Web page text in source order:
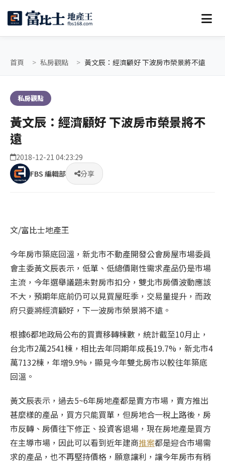
首頁 私房觀點 黃文辰：經濟顧好 下波房市榮景將不遠
私房觀點
黃文辰：經濟顧好 下波房市榮景將不
遠
2018-12-21 04:23:29
FBS 編輯部
分享
文/富比士地產王
今年房市築底回溫，新北市不動產開發公會房屋市場委員
會主委黃文辰表示，低單、低總價剛性需求產品仍是市場
主流，今年選舉議題未對房市扣分，雙北市房價波動應該
不大，預期年底前仍可以見買屋旺季，交易量提升，而政
府只要將經濟顧好，下一波房市榮景將不遠。
根據6都地政局公布的買賣移轉棟數，統計截至10月止，
台北市2萬2541棟，相比去年同期年成長19.7%，新北市4
萬7132棟，年增9.9%，顯見今年雙北房市以較往年築底
回溫。
黃文辰表示，過去5~6年房地產都是賣方市場，賣方推出
甚麼樣的產品，買方只能買單，但房地合一稅上路後，房
市反轉、房價往下修正、投資客退場，現在房地產是買方
在主導市場，因此可以看到近年建商推案都是迎合市場需
求的產品，也不再堅持價格，願意讓利，讓今年房市有稍